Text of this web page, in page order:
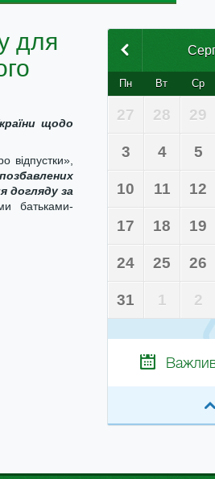
для
щодо
відпустки»,
догляду за
батьками-
Пн Вт Ср
27 28 29
3 4 5
10 11 12
17 18 19
24 25 26
31 1 2